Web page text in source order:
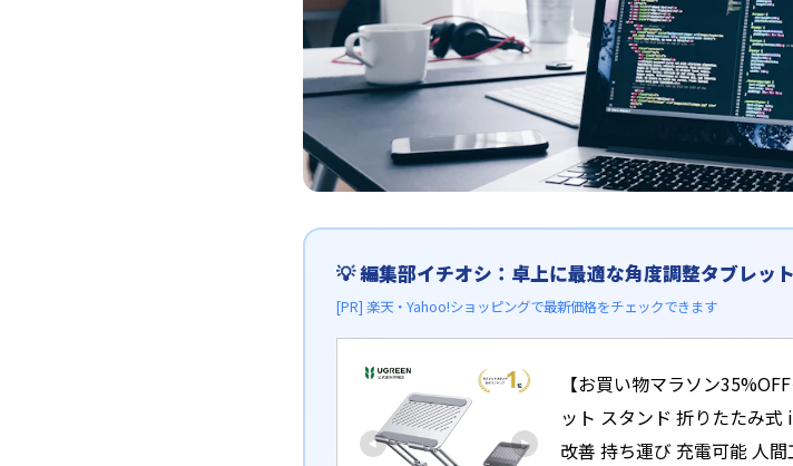
💡 編集部イチオシ：卓上に最適な角度調整タブレッ
[PR] 楽天・Yahoo!ショッピングで最新価格をチェックできます
【お買い物マラソン
ット スタンド 折りたたみ
改善 持ち運び 充電可能 人